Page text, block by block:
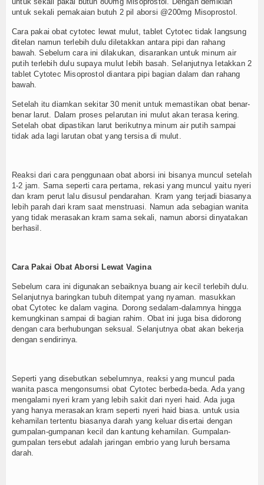
untuk sekali pemakaian butuh 2 pil aborsi @200mg Misoprostol.
Cara pakai obat cytotec lewat mulut, tablet Cytotec tidak langsung
ditelan namun terlebih dulu diletakkan antara pipi dan rahang
bawah. Sebelum cara ini dilakukan, disarankan untuk minum air
putih terlebih dulu supaya mulut lebih basah. Selanjutnya letakkan 2
tablet Cytotec Misoprostol diantara pipi bagian dalam dan rahang
bawah.
Setelah itu diamkan sekitar 30 menit untuk memastikan obat benar-
benar larut. Dalam proses pelarutan ini mulut akan terasa kering.
Setelah obat dipastikan larut berikutnya minum air putih sampai
tidak ada lagi larutan obat yang tersisa di mulut.
Reaksi dari cara penggunaan obat aborsi ini bisanya muncul setelah
1-2 jam. Sama seperti cara pertama, rekasi yang muncul yaitu nyeri
dan kram perut lalu disusul pendarahan. Kram yang terjadi biasanya
lebih parah dari kram saat menstruasi. Namun ada sebagian wanita
yang tidak merasakan kram sama sekali, namun aborsi dinyatakan
berhasil.
Cara Pakai Obat Aborsi Lewat Vagina
Sebelum cara ini digunakan sebaiknya buang air kecil terlebih dulu.
Selanjutnya baringkan tubuh ditempat yang nyaman. masukkan
obat Cytotec ke dalam vagina. Dorong sedalam-dalamnya hingga
kemungkinan sampai di bagian rahim. Obat ini juga bisa didorong
dengan cara berhubungan seksual. Selanjutnya obat akan bekerja
dengan sendirinya.
Seperti yang disebutkan sebelumnya, reaksi yang muncul pada
wanita pasca mengonsumsi obat Cytotec berbeda-beda. Ada yang
mengalami nyeri kram yang lebih sakit dari nyeri haid. Ada juga
yang hanya merasakan kram seperti nyeri haid biasa. untuk usia
kehamilan tertentu biasanya darah yang keluar disertai dengan
gumpalan-gumpanan kecil dan kantung kehamilan. Gumpalan-
gumpalan tersebut adalah jaringan embrio yang luruh bersama
darah.